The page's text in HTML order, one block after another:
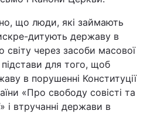
що люди, які займають
дитують державу в
світу через засоби масової
підстави для того, щоб
в порушенні Конституції
«Про свободу совісті та
і втручанні держави в